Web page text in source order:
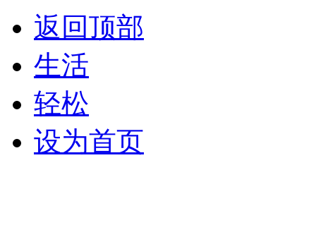
返回顶部
生活
轻松
设为首页